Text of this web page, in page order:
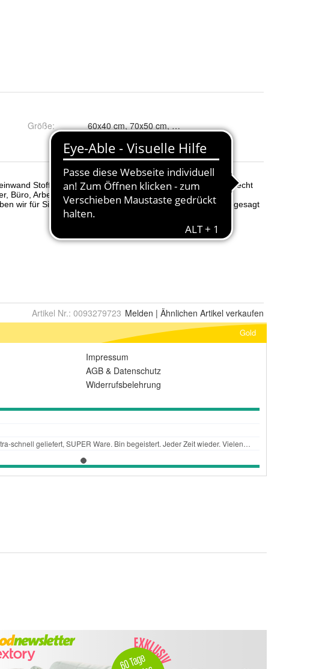
Größe:
Artikel Nr.: 0093279723 Melden | Ähnlichen Artikel verkaufen
Gold
Impressum
AGB & Datenschutz
Widerrufsbelehrung